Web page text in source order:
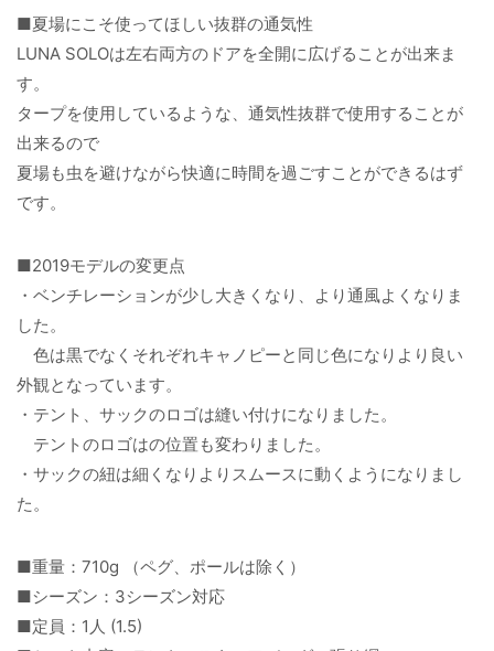
■夏場にこそ使ってほしい抜群の通気性
LUNA SOLOは左右両方のドアを全開に広げることが出来ま
す。
タープを使用しているような、通気性抜群で使用することが
出来るので
夏場も虫を避けながら快適に時間を過ごすことができるはず
です。
■2019モデルの変更点
・ベンチレーションが少し大きくなり、より通風よくなりま
した。
色は黒でなくそれぞれキャノピーと同じ色になりより良い
外観となっています。
・テント、サックのロゴは縫い付けになりました。
テントのロゴはの位置も変わりました。
・サックの紐は細くなりよりスムースに動くようになりまし
た。
■重量：710g （ペグ、ポールは除く）
■シーズン：3シーズン対応
■定員：1人 (1.5)